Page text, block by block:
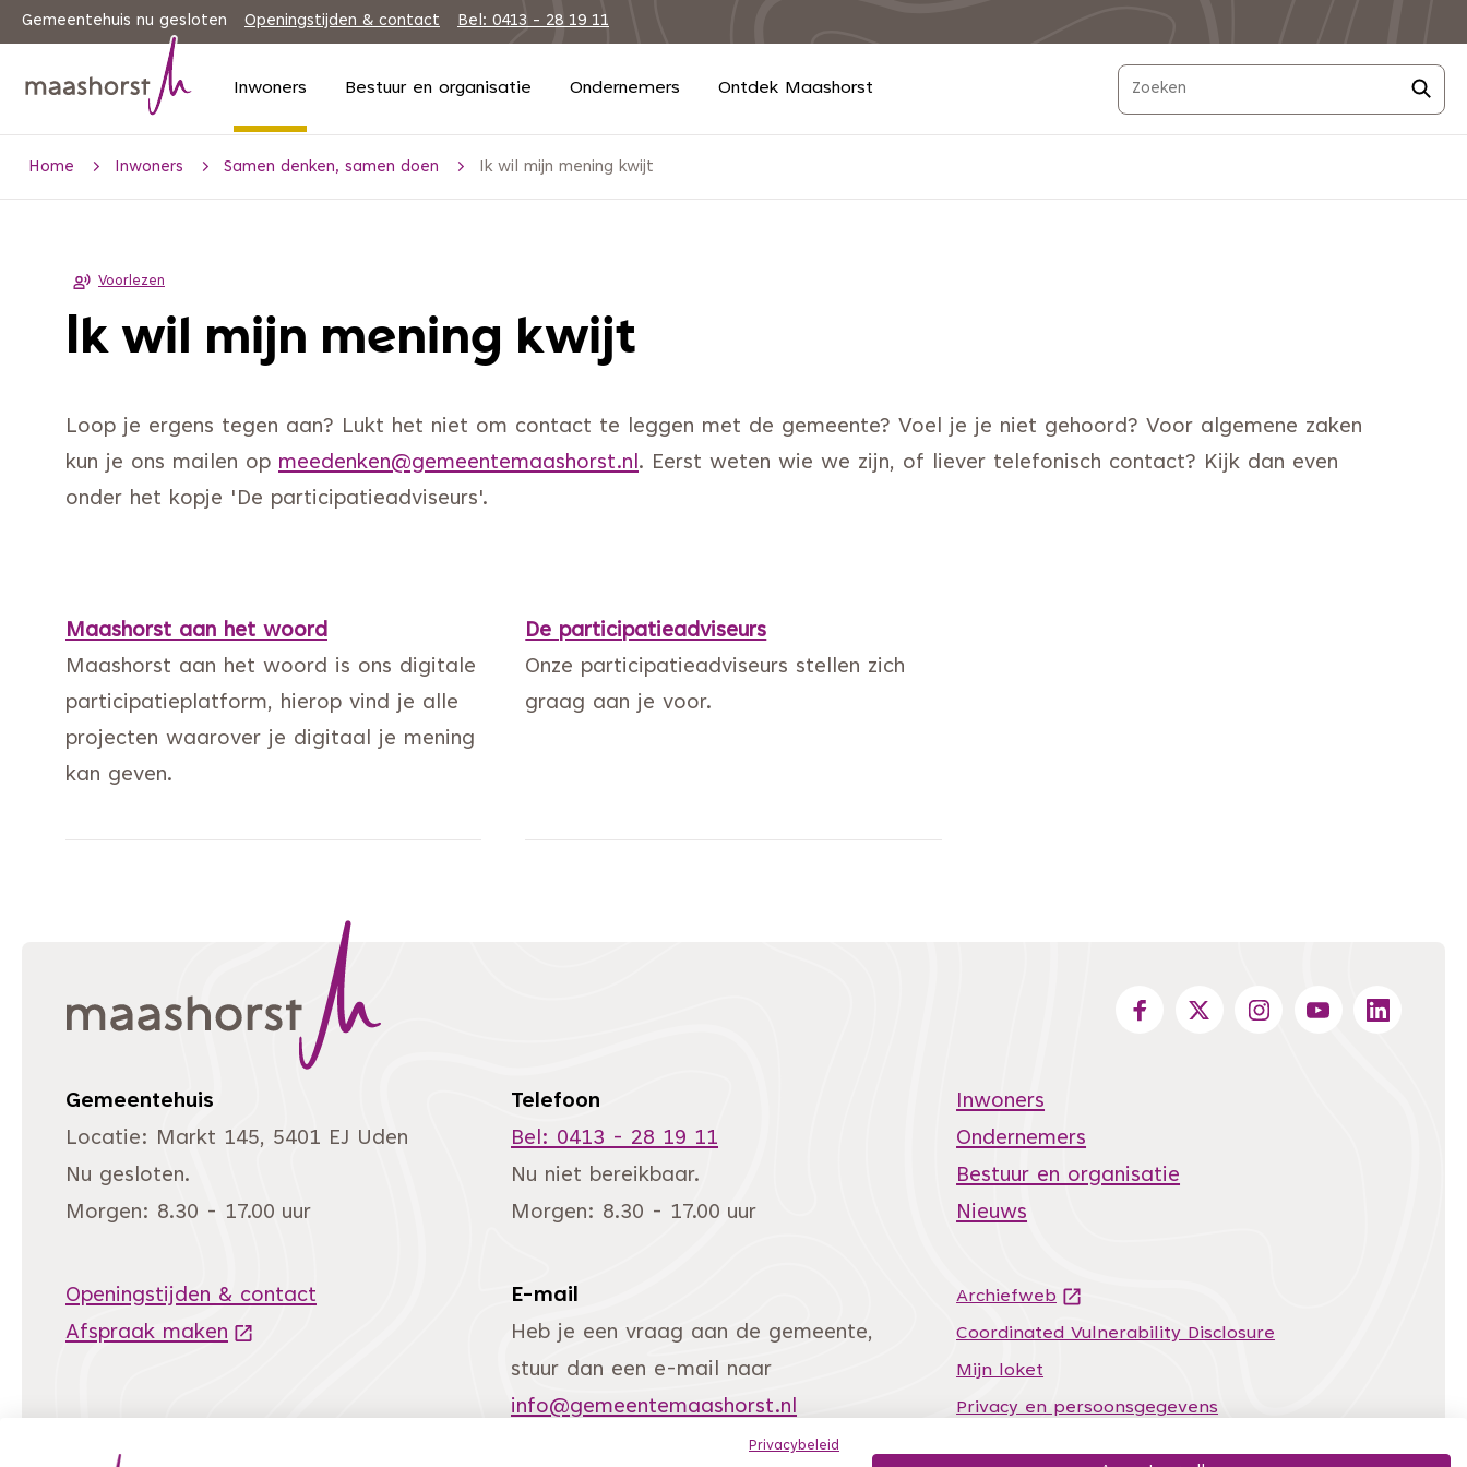
Privacybeleid
Gemeentehuis nu gesloten Openingstijden & contact Bel: 0413 - 28 19 11
Inwoners Bestuur en organisatie Ondernemers Ontdek Maashorst
Home Inwoners Samen denken, samen doen Ik wil mijn mening kwijt
Voorlezen
Ik wil mijn mening kwijt
Loop je ergens tegen aan? Lukt het niet om contact te leggen met de gemeente? Voel je je niet gehoord? Voor algemene zaken
kun je ons mailen op meedenken@gemeentemaashorst.nl. Eerst weten wie we zijn, of liever telefonisch contact? Kijk dan even
onder het kopje 'De participatieadviseurs'.
Maashorst aan het woord
Maashorst aan het woord is ons digitale
participatieplatform, hierop vind je alle
projecten waarover je digitaal je mening
kan geven.
De participatieadviseurs
Onze participatieadviseurs stellen zich
graag aan je voor.
Gemeentehuis
Locatie: Markt 145, 5401 EJ Uden
Nu gesloten.
Morgen: 8.30 - 17.00 uur
Openingstijden & contact
Afspraak maken (Deze link gaat naar een andere website)
Telefoon
Bel: 0413 - 28 19 11
Nu niet bereikbaar.
Morgen: 8.30 - 17.00 uur
E-mail
Heb je een vraag aan de gemeente,
stuur dan een e-mail naar
info@gemeentemaashorst.nl
Inwoners
Ondernemers
Bestuur en organisatie
Nieuws
Archiefweb (Deze link gaat naar een andere website)
Coordinated Vulnerability Disclosure
Mijn loket
Privacy en persoonsgegevens